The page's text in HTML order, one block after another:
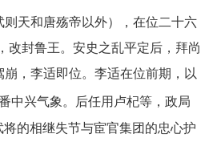
天和唐殇帝以外），在位二十六
封鲁王。安史之乱平定后，拜尚
，李适即位。李适在位前期，以
中兴气象。后任用卢杞等，政局
的相继失节与宦官集团的忠心护